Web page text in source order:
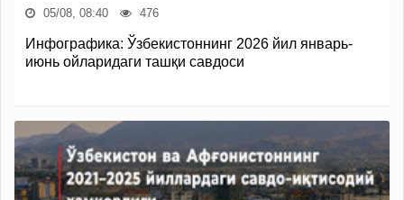
05/08, 08:40 476
Инфографика: Ўзбекистоннинг 2026 йил январь-
июнь ойларидаги ташқи савдоси